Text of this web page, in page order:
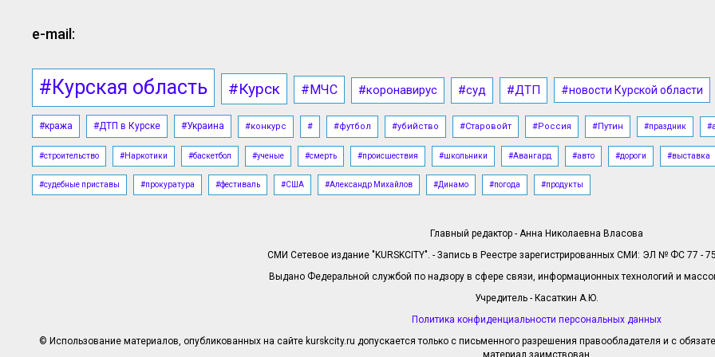
e-mail:
#Курская область #Курск #МЧС #коронавирус #суд #ДТП #новости Курской области
#кража #ДТП в Курске #Украина #конкурс # #футбол #убийство #Старовойт #Россия #Путин #праздник
#строительство #Наркотики #баскетбол #ученые #смерть #происшествия #школьники #Авангард #авто #дороги #выставка
#судебные приставы #прокуратура #фестиваль #США #Александр Михайлов #Динамо #погода #продукты
Главный редактор - Анна Николаевна Власова
СМИ Сетевое издание "KURSKCITY". - Запись в Реестре зарегистрированных СМИ: ЭЛ № ФС 77 -
Выдано Федеральной службой по надзору в сфере связи, информационных технологий и
Учредитель - Касаткин А.Ю.
Политика конфиденциальности персональных данных
© Использование материалов, опубликованных на сайте kurskcity.ru допускается только с письменного разрешения правообладателя и с
материал заимствован